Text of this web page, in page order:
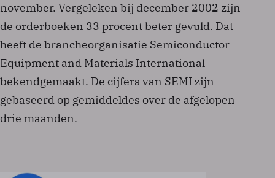
november. Vergeleken bij december 2002 zijn
de orderboeken 33 procent beter gevuld. Dat
heeft de brancheorganisatie Semiconductor
Equipment and Materials International
bekendgemaakt. De cijfers van SEMI zijn
gebaseerd op gemiddeldes over de afgelopen
drie maanden.